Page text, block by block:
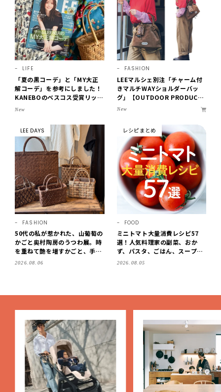
LIFE
「夏の黒コーデ」と「MY大正
解コーデ」を参考にしました！
KANEBOのベスコス受賞リップ
購入も。LEE8・9月号を読んだ
ューvol.6・2026】
New
FASHION
LEEマルシェ別注「チャーム付
きマルチWAYショルダーバッ
グ」【OUTDOOR PRODUCT
S ×LEE100人隊】第3弾はリッ
New
LEE DAYS
FASHION
50代の私が惹かれた、山葡萄の
かごと奥村陶房のうつわ展。時
を重ねて艶を増すかごと、手仕
事の美しさに出会いました。
2026.08.06
レシピまとめ
FOOD
ミニトマト大量消費レシピ57
選！人気料理家の副菜、おか
ず、パスタ、ごはん、スープま
で【保存版】
2026.08.05